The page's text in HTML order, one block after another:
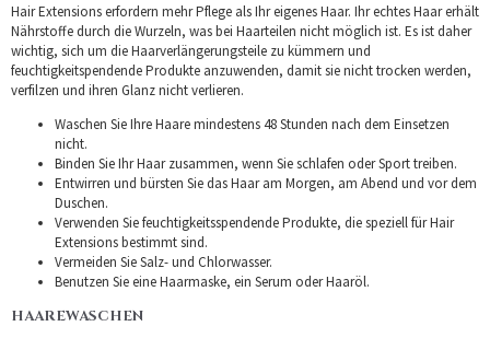
Hair Extensions erfordern mehr Pflege als Ihr eigenes Haar. Ihr echtes Haar erhält
Nährstoffe durch die Wurzeln, was bei Haarteilen nicht möglich ist. Es ist daher
wichtig, sich um die Haarverlängerungsteile zu kümmern und
feuchtigkeitspendende Produkte anzuwenden, damit sie nicht trocken werden,
verfilzen und ihren Glanz nicht verlieren.
Waschen Sie Ihre Haare mindestens 48 Stunden nach dem Einsetzen
nicht.
Binden Sie Ihr Haar zusammen, wenn Sie schlafen oder Sport treiben.
Entwirren und bürsten Sie das Haar am Morgen, am Abend und vor dem
Duschen.
Verwenden Sie feuchtigkeitsspendende Produkte, die speziell für Hair
Extensions bestimmt sind.
Vermeiden Sie Salz- und Chlorwasser.
Benutzen Sie eine Haarmaske, ein Serum oder Haaröl.
HAAREWASCHEN